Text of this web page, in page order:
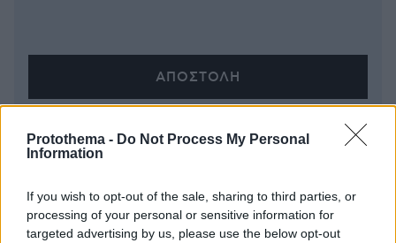
Protothema - Do Not Process My Personal
Information
If you wish to opt-out of the sale, sharing to third parties, or
processing of your personal or sensitive information for
targeted advertising by us, please use the below opt-out
* Υποχρεωτικά πεδία
ΡΟΗ ΕΙΔΗΣΕΩΝ